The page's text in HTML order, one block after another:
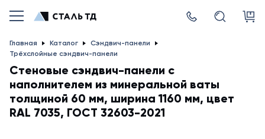
Главная Каталог
Сэндвич-панели
Трёхслойные сэндвич-панели
Стеновые сэндвич-панели с
наполнителем из минеральной ваты
толщиной 60 мм, ширина 1160 мм, цвет
RAL 7035, ГОСТ 32603-2021